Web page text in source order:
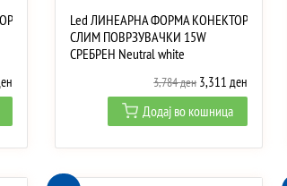
Current
price
Led ЛИНЕАРНА ФОРМА КОНЕКТОР
СЛИМ ПОВРЗУВАЧКИ 15W
СРЕБРЕН Neutral white
3,784ден Original
price
was:
3,311 ден
price
Додај во кошница